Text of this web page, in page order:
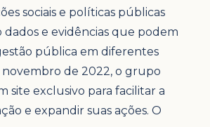
sociais e políticas públicas
e evidências que podem
pública em diferentes
novembro de 2022, o grupo
site exclusivo para facilitar a
e expandir suas ações. O